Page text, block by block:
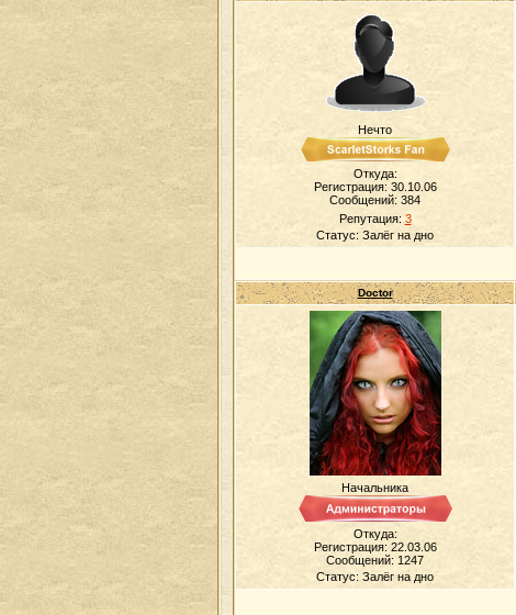
Нечто
Откуда:
Регистрация: 30.10.06
Сообщений: 384
Репутация: 3
Статус: Залёг на дно
Doctor
Начальника
Откуда:
Регистрация: 22.03.06
Сообщений: 1247
Статус: Залёг на дно